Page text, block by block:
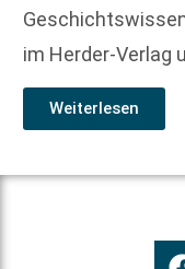
im Herder-Verlag
Weiterlesen